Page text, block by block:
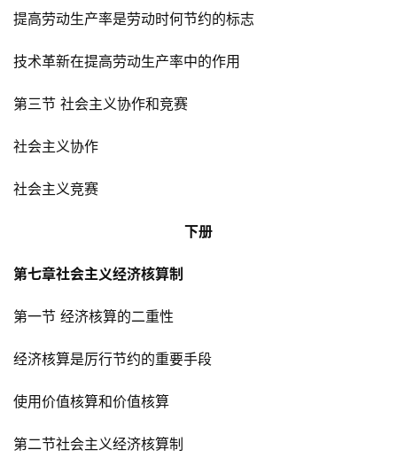
页
章
类
专
列
提高劳动生产率是劳动时何节约的标志
技术革新在提高劳动生产率中的作用
第三节 社会主义协作和竞赛
社会主义协作
社会主义竞赛
下册
第七章社会主义经济核算制
第一节 经济核算的二重性
经济核算是厉行节约的重要手段
使用价值核算和价值核算
第二节社会主义经济核算制